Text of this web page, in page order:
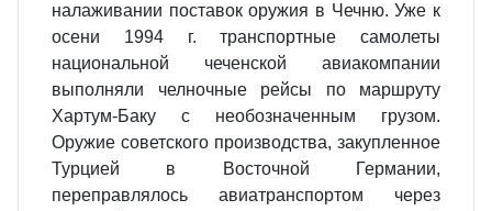
налаживании поставок оружия в Чечню. Уже к
осени 1994 г. транспортные самолеты
национальной чеченской авиакомпании
выполняли челночные рейсы по маршруту
Хартум‑Баку с необозначенным грузом.
Оружие советского производства, закупленное
Турцией в Восточной Германии,
переправлялось авиатранспортом через